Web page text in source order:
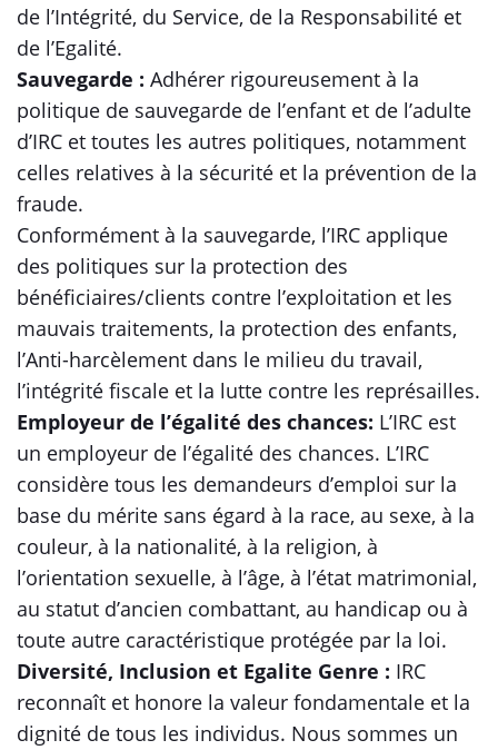
de l’Intégrité, du Service, de la Responsabilité et
de l’Egalité.
Sauvegarde : Adhérer rigoureusement à la
politique de sauvegarde de l’enfant et de l’adulte
d’IRC et toutes les autres politiques, notamment
celles relatives à la sécurité et la prévention de la
fraude.
Conformément à la sauvegarde, l’IRC applique
des politiques sur la protection des
bénéficiaires/clients contre l’exploitation et les
mauvais traitements, la protection des enfants,
l’Anti-harcèlement dans le milieu du travail,
l’intégrité fiscale et la lutte contre les représailles.
Employeur de l’égalité des chances: L’IRC est
un employeur de l’égalité des chances. L’IRC
considère tous les demandeurs d’emploi sur la
base du mérite sans égard à la race, au sexe, à la
couleur, à la nationalité, à la religion, à
l’orientation sexuelle, à l’âge, à l’état matrimonial,
au statut d’ancien combattant, au handicap ou à
toute autre caractéristique protégée par la loi.
Diversité, Inclusion et Egalite Genre : IRC
reconnaît et honore la valeur fondamentale et la
dignité de tous les individus. Nous sommes un